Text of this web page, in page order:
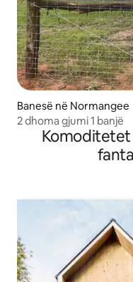
Banesë në Normangee
2 dhoma gjumi 1 banjë
Komoditetet